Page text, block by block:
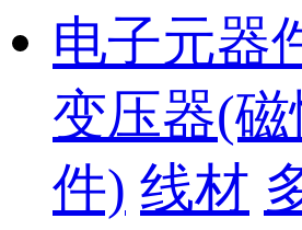
电子元器
变压器(
件) 线材